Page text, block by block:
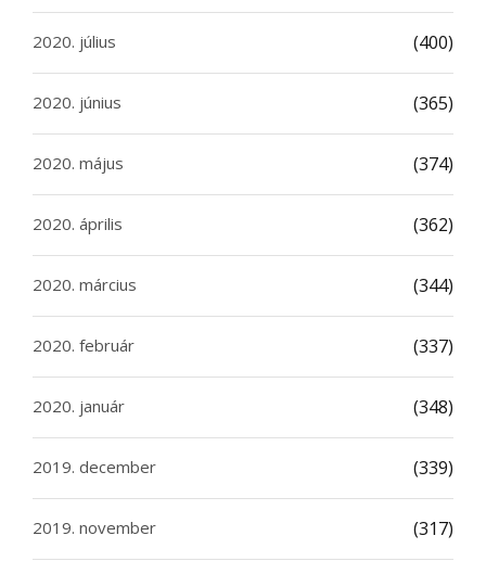
2020. július (400)
2020. június (365)
2020. május (374)
2020. április (362)
2020. március (344)
2020. február (337)
2020. január (348)
2019. december (339)
2019. november (317)